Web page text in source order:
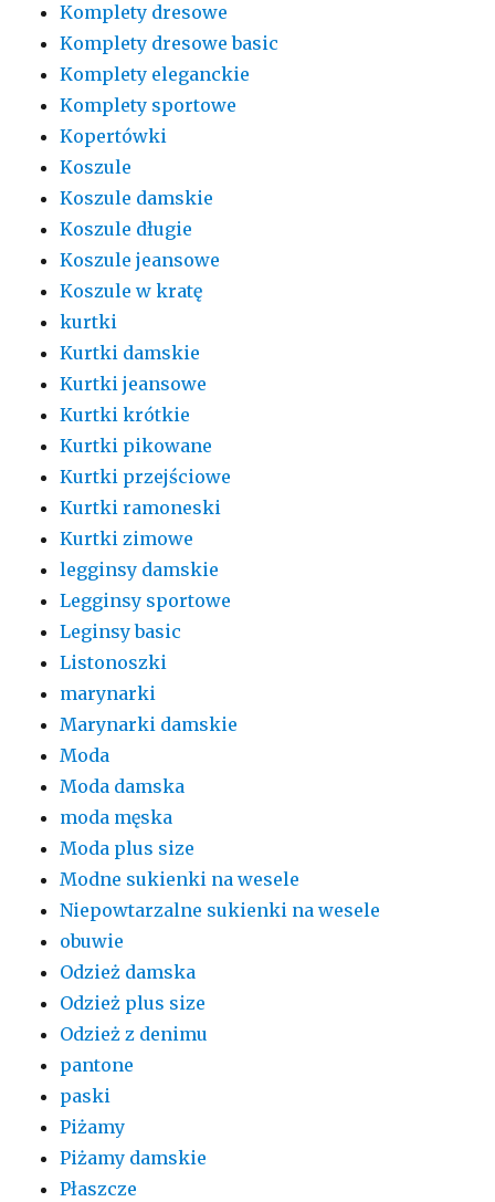
Komplety dresowe
Komplety dresowe basic
Komplety eleganckie
Komplety sportowe
Kopertówki
Koszule
Koszule damskie
Koszule długie
Koszule jeansowe
Koszule w kratę
kurtki
Kurtki damskie
Kurtki jeansowe
Kurtki krótkie
Kurtki pikowane
Kurtki przejściowe
Kurtki ramoneski
Kurtki zimowe
legginsy damskie
Legginsy sportowe
Leginsy basic
Listonoszki
marynarki
Marynarki damskie
Moda
Moda damska
moda męska
Moda plus size
Modne sukienki na wesele
Niepowtarzalne sukienki na wesele
obuwie
Odzież damska
Odzież plus size
Odzież z denimu
pantone
paski
Piżamy
Piżamy damskie
Płaszcze